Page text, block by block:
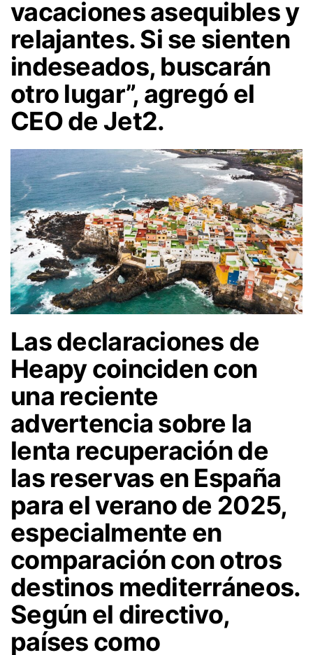
vacaciones asequibles y
relajantes. Si se sienten
indeseados, buscarán
otro lugar”, agregó el
CEO de Jet2.
Las declaraciones de
Heapy coinciden con
una reciente
advertencia sobre la
lenta recuperación de
las reservas en España
para el verano de 2025,
especialmente en
comparación con otros
destinos mediterráneos.
Según el directivo,
países como